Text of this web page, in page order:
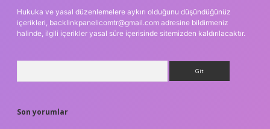
Hukuka ve yasal düzenlemelere aykırı olduğunu düşündüğünüz
içerikleri, backlinkpanelicomtr@gmail.com adresine bildirmeniz
halinde, ilgili içerikler yasal süre içerisinde sitemizden kaldırılacaktır.
Son yorumlar